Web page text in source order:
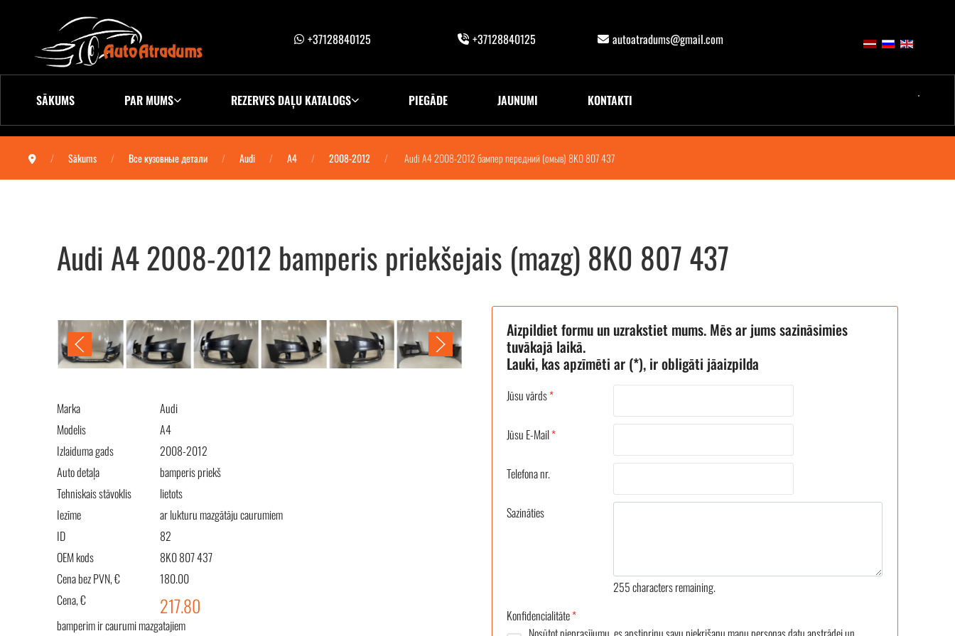
+37128840125 +37128840125 autoatradums@gmail.com
SĀKUMS PAR MUMS REZERVES DAĻU KATALOGS PIEGĀDE JAUNUMI KONTAKTI
Sākums Все кузовные детали Audi A4 2008-2012 Audi A4 2008-2012 бампер передний (омыв) 8K0 807 437
Audi A4 2008-2012 bamperis priekšejais (mazg) 8K0 807 437
Marka
Audi
Modelis
A4
Izlaiduma gads
2008-2012
Auto detaļa
bamperis priekš
Tehniskais stāvoklis
lietots
Iezīme
ar lukturu mazgātāju caurumiem
ID
82
OEM kods
8K0 807 437
Cena bez PVN, €
180.00
Cena, €
217.80
bamperim ir caurumi mazgatajiem
Aizpildiet formu un uzrakstiet mums. Mēs ar jums sazināsimies
tuvākajā laikā.
Lauki, kas apzīmēti ar (*), ir obligāti jāaizpilda
Jūsu vārds*
Jūsu E-Mail*
Telefona nr.
Sazināties
255characters remaining.
Konfidencialitāte*